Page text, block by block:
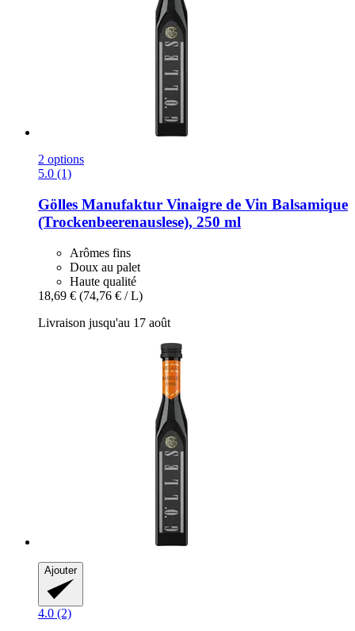
2 options
5.0 (1)
Gölles Manufaktur Vinaigre de Vin Balsamique
(Trockenbeerenauslese), 250 ml
Arômes fins
Doux au palet
Haute qualité
18,69 € (74,76 € / L)
Livraison jusqu'au 17 août
Ajouter
4.0 (2)